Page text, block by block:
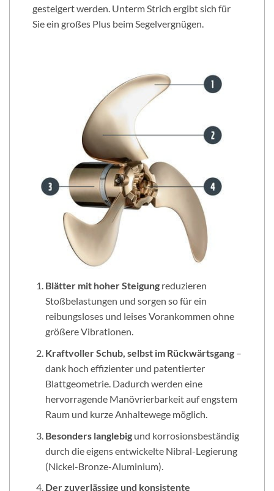
gesteigert werden. Unterm Strich ergibt sich für
Sie ein großes Plus beim Segelvergnügen.
Blätter mit hoher Steigung reduzieren
Stoßbelastungen und sorgen so für ein
reibungsloses und leises Vorankommen ohne
größere Vibrationen.
Kraftvoller Schub, selbst im Rückwärtsgang –
dank hoch effizienter und patentierter
Blattgeometrie. Dadurch werden eine
hervorragende Manövrierbarkeit auf engstem
Raum und kurze Anhaltewege möglich.
Besonders langlebigund korrosionsbeständig
durch die eigens entwickelte Nibral-Legierung
(Nickel-Bronze-Aluminium).
Der zuverlässige und konsistente